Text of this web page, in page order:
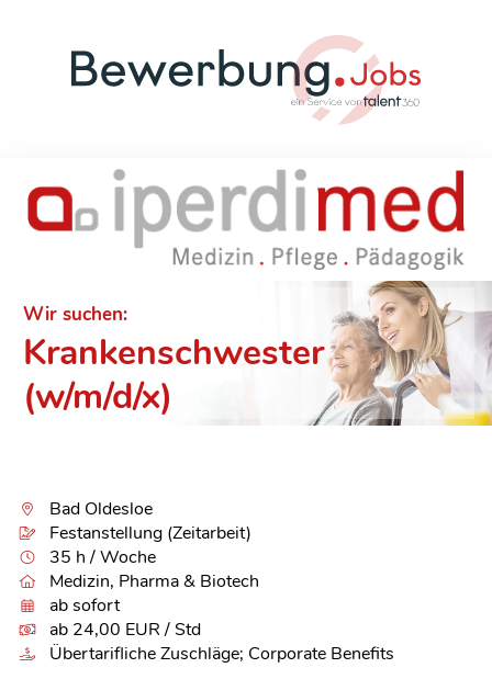
Wir suchen:
Krankenschwester
(w/m/d/x)
Bad Oldesloe
Festanstellung (Zeitarbeit)
35 h / Woche
Medizin, Pharma & Biotech
ab sofort
ab 24,00 EUR / Std
Übertarifliche Zuschläge; Corporate Benefits